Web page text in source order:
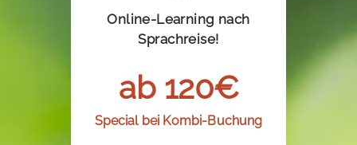
Online-Learning nach
Sprachreise!
ab 120€
Special bei Kombi-Buchung